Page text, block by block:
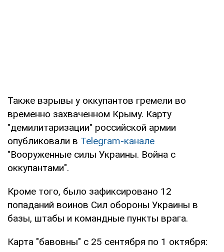
Также взрывы у оккупантов гремели во
временно захваченном Крыму. Карту
"демилитаризации" российской армии
опубликовали в Telegram-канале
"Вооруженные силы Украины. Война с
оккупантами".
Кроме того, было зафиксировано 12
попаданий воинов Сил обороны Украины в
базы, штабы и командные пункты врага.
Карта "бавовны" с 25 сентября по 1 октября: